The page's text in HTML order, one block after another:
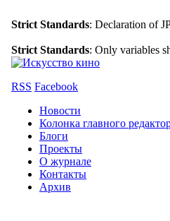
Strict Standards: Declaration of
Strict Standards: Only variables
RSS Facebook
Новости
Колонка главного
Блоги
Проекты
О журнале
Контакты
Архив